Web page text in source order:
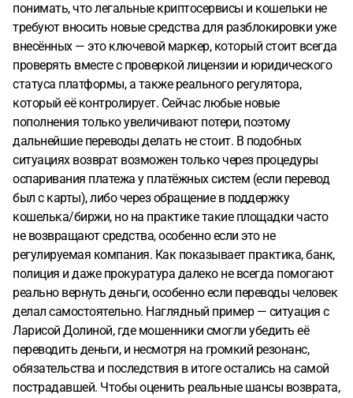
понимать, что легальные криптосервисы и кошельки не
требуют вносить новые средства для разблокировки уже
внесённых — это ключевой маркер, который стоит всегда
проверять вместе с проверкой лицензии и юридического
статуса платформы, а также реального регулятора,
который её контролирует. Сейчас любые новые
пополнения только увеличивают потери, поэтому
дальнейшие переводы делать не стоит. В подобных
ситуациях возврат возможен только через процедуры
оспаривания платежа у платёжных систем (если перевод
был с карты), либо через обращение в поддержку
кошелька/биржи, но на практике такие площадки часто
не возвращают средства, особенно если это не
регулируемая компания. Как показывает практика, банк,
полиция и даже прокуратура далеко не всегда помогают
реально вернуть деньги, особенно если переводы человек
делал самостоятельно. Наглядный пример — ситуация с
Ларисой Долиной, где мошенники смогли убедить её
переводить деньги, и несмотря на громкий резонанс,
обязательства и последствия в итоге остались на самой
пострадавшей. Чтобы оценить реальные шансы возврата,